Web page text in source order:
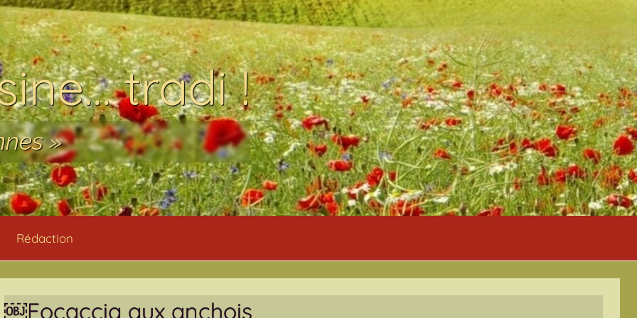
tradi !
»
Rédaction
￼Focaccia aux anchois